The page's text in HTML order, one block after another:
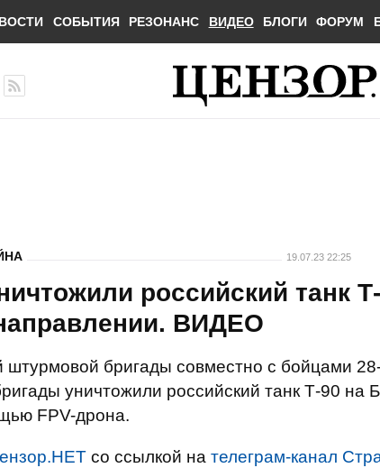
СОБЫТИЯ РЕЗОНАНС ВИДЕО БЛОГИ ФОРУМ
19.07.23 22:25
российский танк
ВИДЕО
штурмовой бригады совместно с бойцами
уничтожили российский танк Т-90 на
FPV-дрона.
со ссылкой на телеграм-канал